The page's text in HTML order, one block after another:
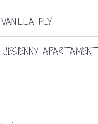
VANILLA FLY
JESIENNY APARTAMENT